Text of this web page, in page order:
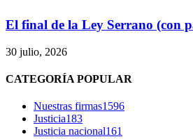
El final de la Ley Serrano (con
30 julio, 2026
CATEGORÍA POPULAR
Nuestras firmas1596
Justicia183
Justicia nacional161